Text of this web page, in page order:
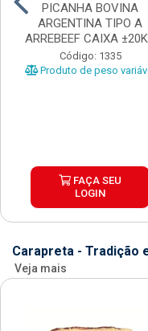
PICANHA BOVINA
ARGENTINA TIPO A
ARREBEEF CAIXA
PEÇAS 1...
Código: 1335
Produto de peso
FAÇA SEU
LOGIN
Carapreta - Tradição
Veja mais